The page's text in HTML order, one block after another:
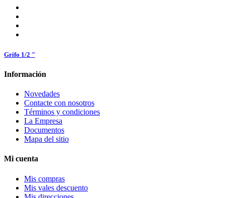
Grifo 1/2 "
Información
Novedades
Contacte con nosotros
Términos y condiciones
La Empresa
Documentos
Mapa del sitio
Mi cuenta
Mis compras
Mis vales descuento